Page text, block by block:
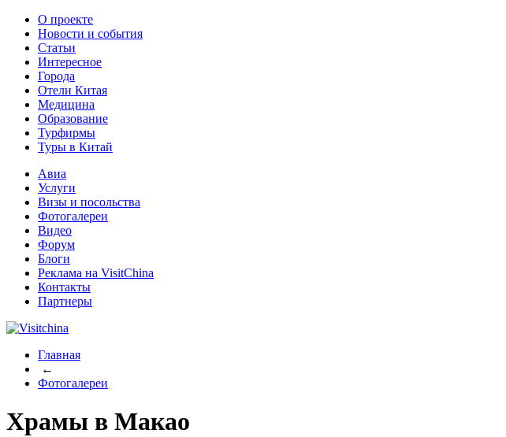
О проекте
Новости и события
Статьи
Интересное
Города
Отели Китая
Медицина
Образование
Турфирмы
Туры в Китай
Авиа
Услуги
Визы и посольства
Фотогалереи
Видео
Форум
Блоги
Реклама на VisitChina
Контакты
Партнеры
Главная
←
Фотогалереи
Храмы в Макао